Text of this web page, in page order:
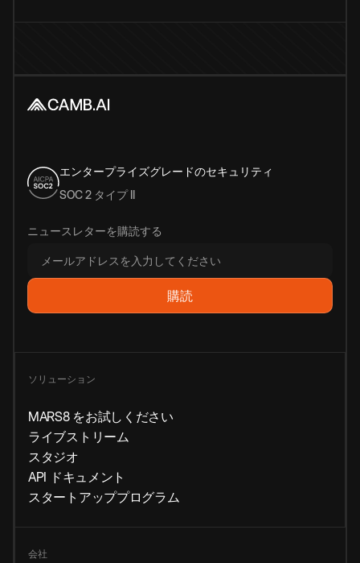
エンタープライズグレードのセキュリティ
SOC 2 タイプ II
ニュースレターを購読する
ソリューション
MARS8 をお試しください
ライブストリーム
スタジオ
API ドキュメント
スタートアッププログラム
会社